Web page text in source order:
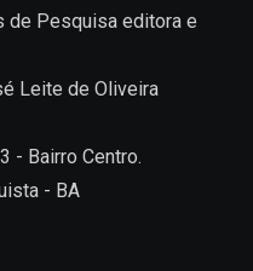
de Pesquisa editora e
Leite de Oliveira
- Bairro Centro.
- BA